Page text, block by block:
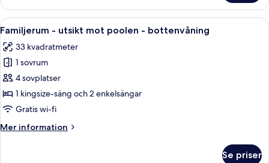
-
utsikt
mot
poolen
Öppna
alla
foton
för
Familjerum
-
utsikt
poolen
Ett hotellrum med en stor säng,
4
Familjerum - utsikt mot poolen - bottenvåning
33 kvadratmeter
1 sovrum
4 sovplatser
1 kingsize-säng och 2 enkelsängar
Gratis wi-fi
Mer information
Mer
Se priser